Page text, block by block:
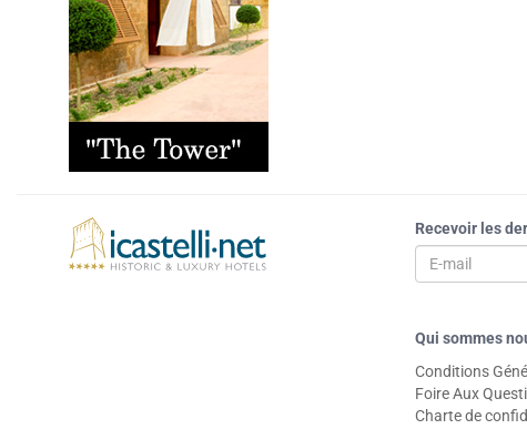
Recevoir les
Qui sommes
Conditions
Foire Aux
Charte de